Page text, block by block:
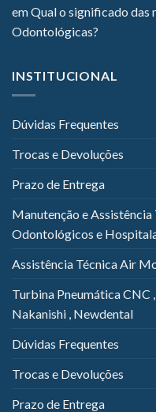
emQual o significado das
Odontológicas?
INSTITUCIONAL
Dúvidas Frequentes
Trocas e Devoluções
Prazo de Entrega
Manutenção e
Odontológicos e
Assistência Técnica Air
Turbina Pneumática
Nakanishi , Newdental
Dúvidas Frequentes
Trocas e Devoluções
Prazo de Entrega